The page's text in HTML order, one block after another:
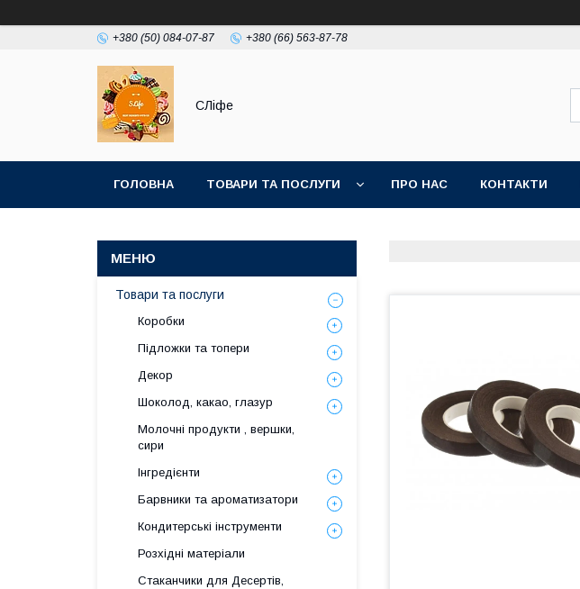
+380 (50) 084-07-87 +380 (66) 563-87-78
СЛіфе
ГОЛОВНА ТОВАРИ ТА ПОСЛУГИ ПРО НАС КОНТАКТИ
Товари та послуги
Коробки
Підложки та топери
Декор
Шоколод, какао, глазур
Молочні продукти , вершки,
сири
Інгредієнти
Барвники та ароматизатори
Кондитерські інструменти
Розхідні матеріали
Стаканчики для Десертів,